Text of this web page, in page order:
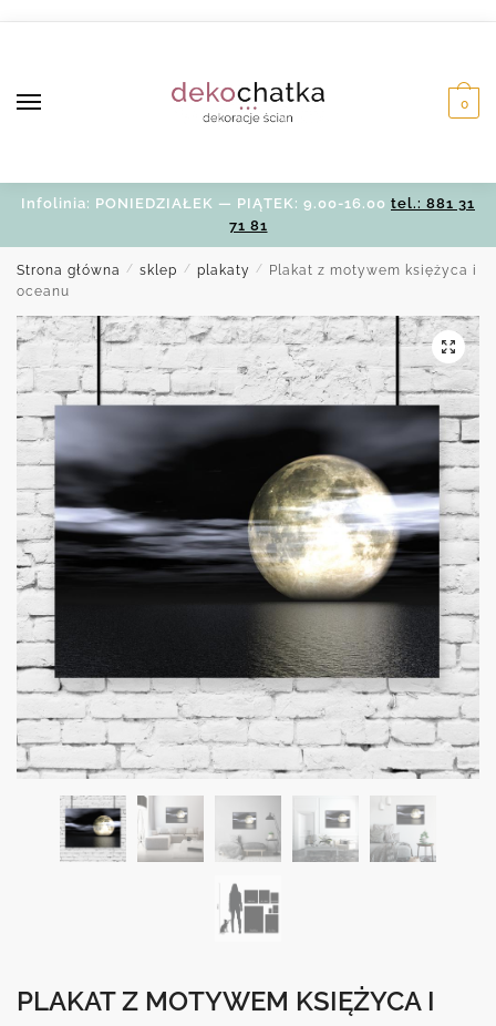
0
Infolinia: PONIEDZIAŁEK — PIĄTEK: 9.00-16.00 tel.: 881 31
71 81
Strona główna / sklep / plakaty /
Plakat z motywem księżyca i
oceanu
PLAKAT Z MOTYWEM KSIĘŻYCA I